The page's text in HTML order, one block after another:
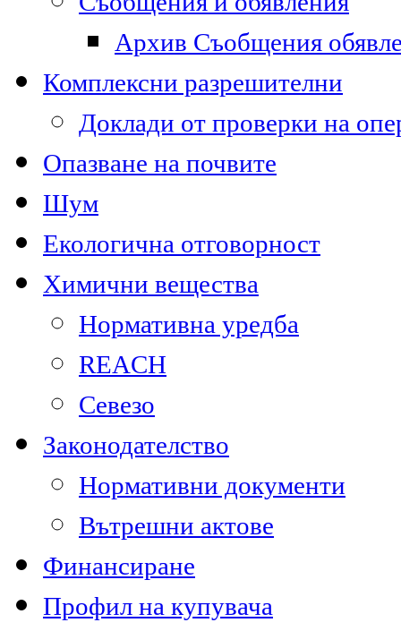
Архив Съобщения
Комплексни разрешителни
Доклади от проверки на
Опазване на почвите
Шум
Екологична отговорност
Химични вещества
Нормативна уредба
REACH
Севезо
Законодателство
Нормативни документи
Вътрешни актове
Финансиране
Профил на купувача